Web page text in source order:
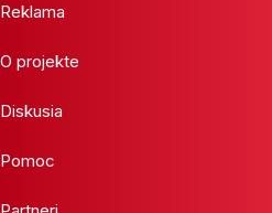
Reklama
O projekte
Diskusia
Pomoc